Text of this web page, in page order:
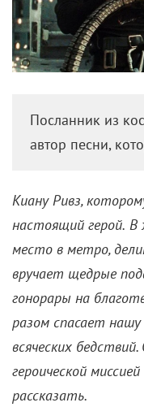
Посланник из
автор песни,
Киану Ривз,
настоящий герой. В
место в метро,
вручает щедрые
гонорары на
разом спасает
всяческих
героической
рассказать.